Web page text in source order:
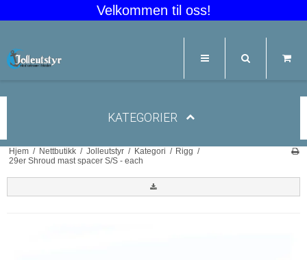
Velkommen til oss!
KATEGORIER
Hjem / Nettbutikk / Jolleutstyr / Kategori / Rigg /
29er Shroud mast spacer S/S - each